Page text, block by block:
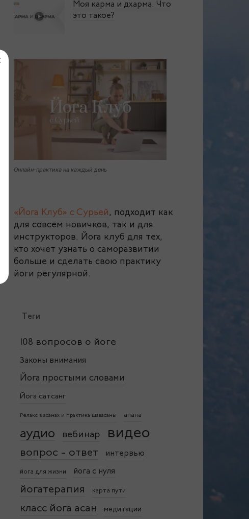
Моя карма и дхарма. Что
это такое?
Онлайн-практика на каждый день
«Йога Клуб» с Сурьей, подходит как
для совсем новичков, так и для
инструкторов. Йога клуб для тех,
кто хочет узнать о саморазвитии
больше и сделать свою практику
йоги регулярной.
Теги
108 вопросов о йоге
Законы внимания
Йога простыми словами
Йога сатсанг
Релакс в асанах и практика шавасаны апана
аудио вебинар видео
вопрос - ответ интервью
йога для жизни йога с нуля
йогатерапия карта пути
класс йога асан медитации